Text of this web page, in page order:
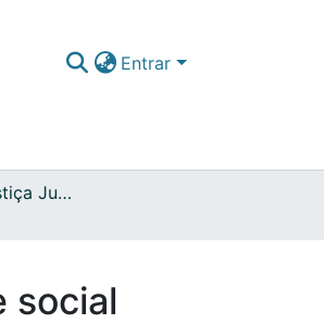
Entrar
Mestrado em Justiça Juvenil e Proteção de Crianças e Jovens em Perigo
social